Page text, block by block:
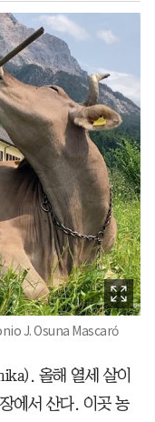
J. Osuna Mascaró
올해 열세 살이
에서 산다. 이곳 농